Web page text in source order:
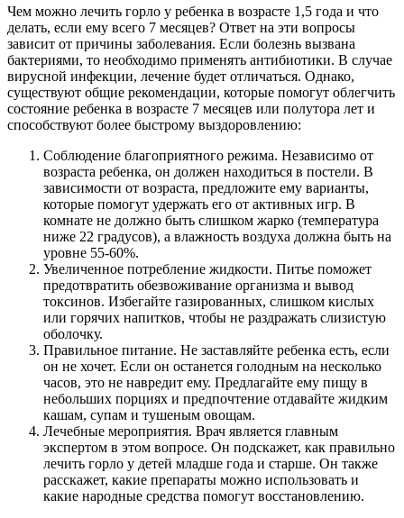
Чем можно лечить горло у ребенка в возрасте 1,5 года и что
делать, если ему всего 7 месяцев? Ответ на эти вопросы
зависит от причины заболевания. Если болезнь вызвана
бактериями, то необходимо применять антибиотики. В случае
вирусной инфекции, лечение будет отличаться. Однако,
существуют общие рекомендации, которые помогут облегчить
состояние ребенка в возрасте 7 месяцев или полутора лет и
способствуют более быстрому выздоровлению:
Соблюдение благоприятного режима. Независимо от
возраста ребенка, он должен находиться в постели. В
зависимости от возраста, предложите ему варианты,
которые помогут удержать его от активных игр. В
комнате не должно быть слишком жарко (температура
ниже 22 градусов), а влажность воздуха должна быть на
уровне 55-60%.
Увеличенное потребление жидкости. Питье поможет
предотвратить обезвоживание организма и вывод
токсинов. Избегайте газированных, слишком кислых
или горячих напитков, чтобы не раздражать слизистую
оболочку.
Правильное питание. Не заставляйте ребенка есть, если
он не хочет. Если он останется голодным на несколько
часов, это не навредит ему. Предлагайте ему пищу в
небольших порциях и предпочтение отдавайте жидким
кашам, супам и тушеным овощам.
Лечебные мероприятия. Врач является главным
экспертом в этом вопросе. Он подскажет, как правильно
лечить горло у детей младше года и старше. Он также
расскажет, какие препараты можно использовать и
какие народные средства помогут восстановлению.